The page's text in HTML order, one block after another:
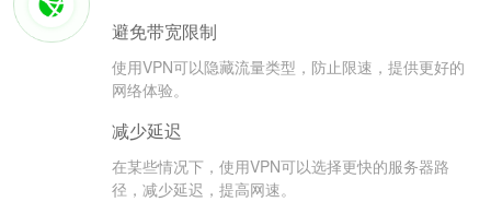
避免带宽限制
使用VPN可以隐藏流量类型，防止限速，提供更好的
网络体验。
减少延迟
在某些情况下，使用VPN可以选择更快的服务器路
径，减少延迟，提高网速。